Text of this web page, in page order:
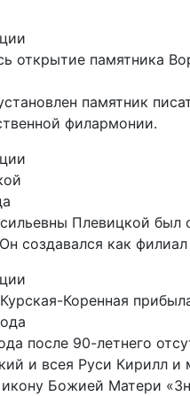
открытие памятника
памятник
филармонии.
Плевицкой был
создавался как
Коренная
после 90-летнего
и всея Руси Кирилл
Божией Матери